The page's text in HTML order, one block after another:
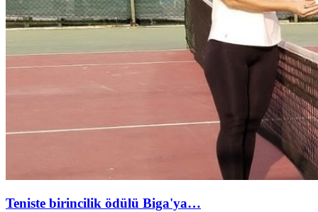
Teniste birincilik ödülü Biga'ya…